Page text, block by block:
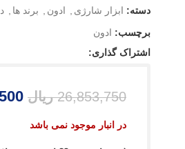
دسته: ابزار شارژی ادون برند ها
برچسب: ادون
اشتراک گذاری:
26,853,750 ریال
در انبار موجود نمی باشد